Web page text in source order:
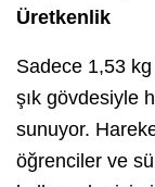
Üretkenlik
Sadece 1,53 kg
şık gövdesiyle
sunuyor.
öğrenciler ve